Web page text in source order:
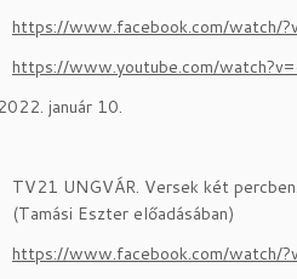
https://www.facebook.com/watch/
https://www.youtube.com/
január 10.
TV21 UNGVÁR. Versek két
(Tamási Eszter előadásában)
https://www.facebook.com/watch/